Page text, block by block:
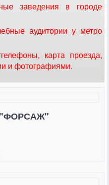
заведения в городе
аудитории у метро
карта проезда,
и фотографиями.
"ФОРСАЖ"